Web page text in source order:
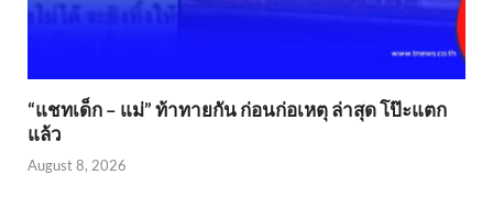
“แชทเด็ก – แม่” ท้าทายกัน ก่อนก่อเหตุ ล่าสุด โป๊ะแตก
แล้ว
August 8, 2026